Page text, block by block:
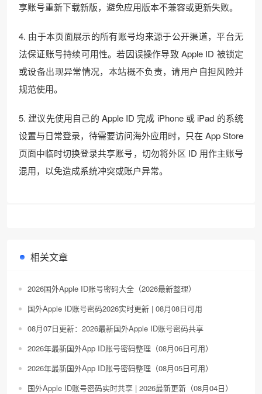
享账号重新下载新版，避免应用版本不兼容或更新失败。
4. 由于本页面展示的所有账号均来源于公开渠道，平台无
法保证账号持续可用性。若因误操作导致 Apple ID 被锁定
或设备出现异常情况，本站概不负责，请用户自担风险并
规范使用。
5. 建议先使用自己的 Apple ID 完成 iPhone 或 iPad 的系统
设置与日常登录，待需要访问海外应用时，只在 App Store
页面中临时切换登录共享账号，切勿将外区 ID 用作主账号
混用，以免造成系统冲突或账户异常。
相关文章
2026国外Apple ID账号密码大全（2026最新整理）
国外Apple ID账号密码2026实时更新 | 08月08日可用
08月07日更新：2026最新国外Apple ID账号密码共享
2026年最新国外App ID账号密码整理（08月06日可用）
2026年最新国外App ID账号密码整理（08月05日可用）
国外Apple ID账号密码实时共享 | 2026最新更新（08月04日）